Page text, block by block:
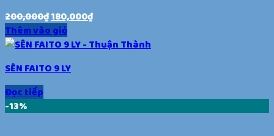
200,000₫180,000₫
Thêm vào giỏ
SÊN FAITO 9 LY
Đọc tiếp
-13%